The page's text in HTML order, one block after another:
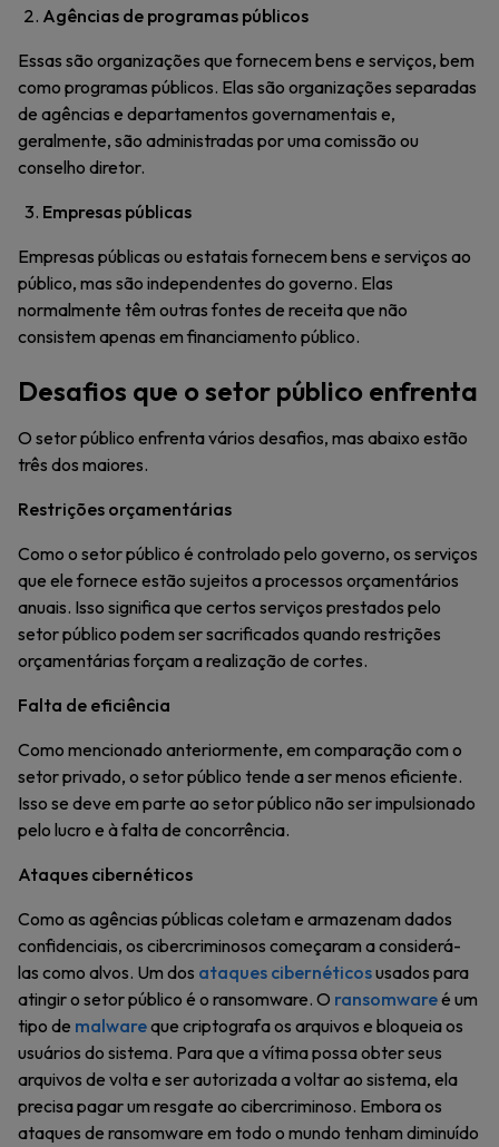
Agências de programas públicos
Essas são organizações que fornecem bens e serviços, bem
como programas públicos. Elas são organizações separadas
de agências e departamentos governamentais e,
geralmente, são administradas por uma comissão ou
conselho diretor.
Empresas públicas
Empresas públicas ou estatais fornecem bens e serviços ao
público, mas são independentes do governo. Elas
normalmente têm outras fontes de receita que não
consistem apenas em financiamento público.
Desafios que o setor público enfrenta
O setor público enfrenta vários desafios, mas abaixo estão
três dos maiores.
Restrições orçamentárias
Como o setor público é controlado pelo governo, os serviços
que ele fornece estão sujeitos a processos orçamentários
anuais. Isso significa que certos serviços prestados pelo
setor público podem ser sacrificados quando restrições
orçamentárias forçam a realização de cortes.
Falta de eficiência
Como mencionado anteriormente, em comparação com o
setor privado, o setor público tende a ser menos eficiente.
Isso se deve em parte ao setor público não ser impulsionado
pelo lucro e à falta de concorrência.
Ataques cibernéticos
Como as agências públicas coletam e armazenam dados
confidenciais, os cibercriminosos começaram a considerá-
las como alvos. Um dos ataques cibernéticosusados para
atingir o setor público é o ransomware. O ransomwareé um
tipo de malwareque criptografa os arquivos e bloqueia os
usuários do sistema. Para que a vítima possa obter seus
arquivos de volta e ser autorizada a voltar ao sistema, ela
precisa pagar um resgate ao cibercriminoso. Embora os
ataques de ransomware em todo o mundo tenham diminuído